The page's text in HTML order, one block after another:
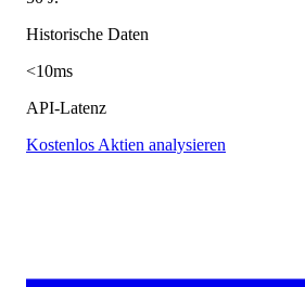
Historische Daten
<10ms
API-Latenz
Kostenlos Aktien analysieren